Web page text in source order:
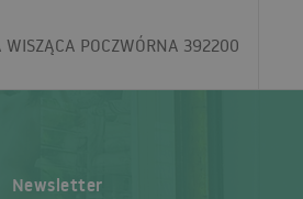
WISZĄCA POCZWÓRNA 392200
Newsletter